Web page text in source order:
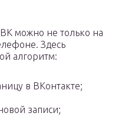
можно не только на
Здесь
алгоритм:
в ВКонтакте;
записи;